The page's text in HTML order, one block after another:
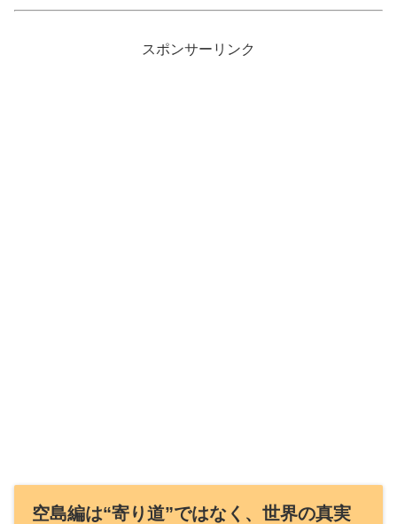
スポンサーリンク
空島編は“寄り道”ではなく、世界の真実